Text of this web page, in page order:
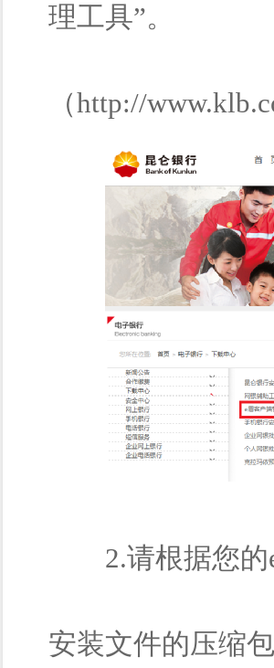
理工具”。
（http://
2.请根据您的e
安装文件的压缩